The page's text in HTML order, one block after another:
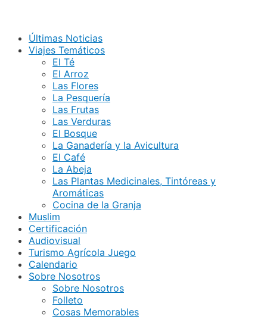
Últimas Noticias
Viajes Temáticos
El Té
El Arroz
Las Flores
La Pesquería
Las Frutas
Las Verduras
El Bosque
La Ganadería y la Avicultura
El Café
La Abeja
Las Plantas Medicinales, Tintóreas y
Aromáticas
Cocina de la Granja
Muslim
Certificación
Audiovisual
Turismo Agrícola Juego
Calendario
Sobre Nosotros
Sobre Nosotros
Folleto
Cosas Memorables